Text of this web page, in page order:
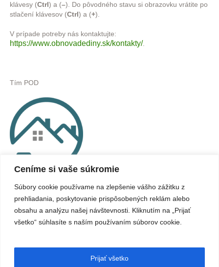
Ceníme si vaše súkromie
Súbory cookie používame na zlepšenie vášho zážitku z
prehliadania, poskytovanie prispôsobených reklám alebo
obsahu a analýzu našej návštevnosti. Kliknutím na „Prijať
všetko“ súhlasíte s naším používaním súborov cookie.
Prijať všetko
klávesy (Ctrl) a (–). Do pôvodného stavu si obrazovku vrátite po
stlačení klávesov (Ctrl) a (+).
V prípade potreby nás kontaktujte:
https://www.obnovadediny.sk/kontakty/.
Tím POD
O webovom sídle